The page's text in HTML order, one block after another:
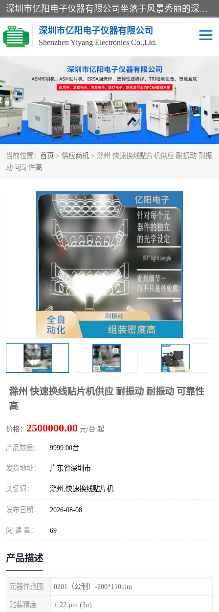
深圳市亿阳电子仪器有限公司坐落于风景秀丽的深圳市光明区，集SMT设备销售务为一体，努力为客户提供电子装配解决方案。与行业**SMT设备厂商：ASM（印刷机，锡膏检查机，贴片机），德国ERSA（爱莎）建立了稳固的代理合作关系，销售的设备一直保持**电子装配行业未来发展方向，能够满足客户各种繁杂产品的生产应用。
深圳市亿阳电子仪器有限公司
Shenzhen Yiyang Electronics Co.,Ltd.
当前位置： 首页 > 供应商机 > 滁州 快速换线贴片机供应 耐振动 耐振
动 可靠性高
滁州 快速换线贴片机供应 耐振动 耐振动 可靠性
高
价格： 2500000.00 元/台 起
产品数量： 9999.00台
发货地址： 广东省深圳市
关键词： 滁州,快速换线贴片机
发布日期： 2026-08-08
阅 读 量： 69
产品描述
元器件范围 0201（公制）-200*110mm
贴装精度 ± 22 µm (3σ)
SX全自动高速贴片机 E系列中速贴片机
NeoHorizon全自动锡膏印
刷机
选择性波峰焊
VERSAFLOW-335
回流焊HOTFLOW 3/20e 波峰焊
BGA返修台HR600/2 自动光学检测TR7700QE
TR5001
自动光学检测TR7710 XS全自动高速贴片机
TX 全自动高速贴片机